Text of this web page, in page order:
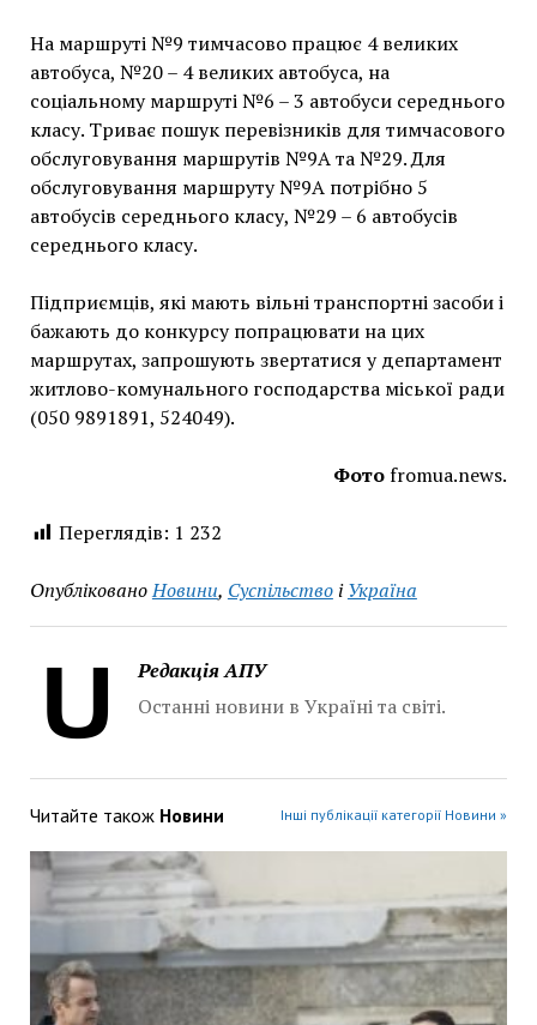
На маршруті №9 тимчасово працює 4 великих
автобуса, №20 – 4 великих автобуса, на
соціальному маршруті №6 – 3 автобуси середнього
класу. Триває пошук перевізників для тимчасового
обслуговування маршрутів №9А та №29. Для
обслуговування маршруту №9А потрібно 5
автобусів середнього класу, №29 – 6 автобусів
середнього класу.
Підприємців, які мають вільні транспортні засоби і
бажають до конкурсу попрацювати на цих
маршрутах, запрошують звертатися у департамент
житлово-комунального господарства міської ради
(050 9891891, 524049).
Фотоfromua.news.
Переглядів: 1 232
ОпублікованоНовини, СуспільствоіУкраїна
Редакція АПУ
Останні новини в Україні та світі.
Читайте також Новини Інші публікації категорії Новини »